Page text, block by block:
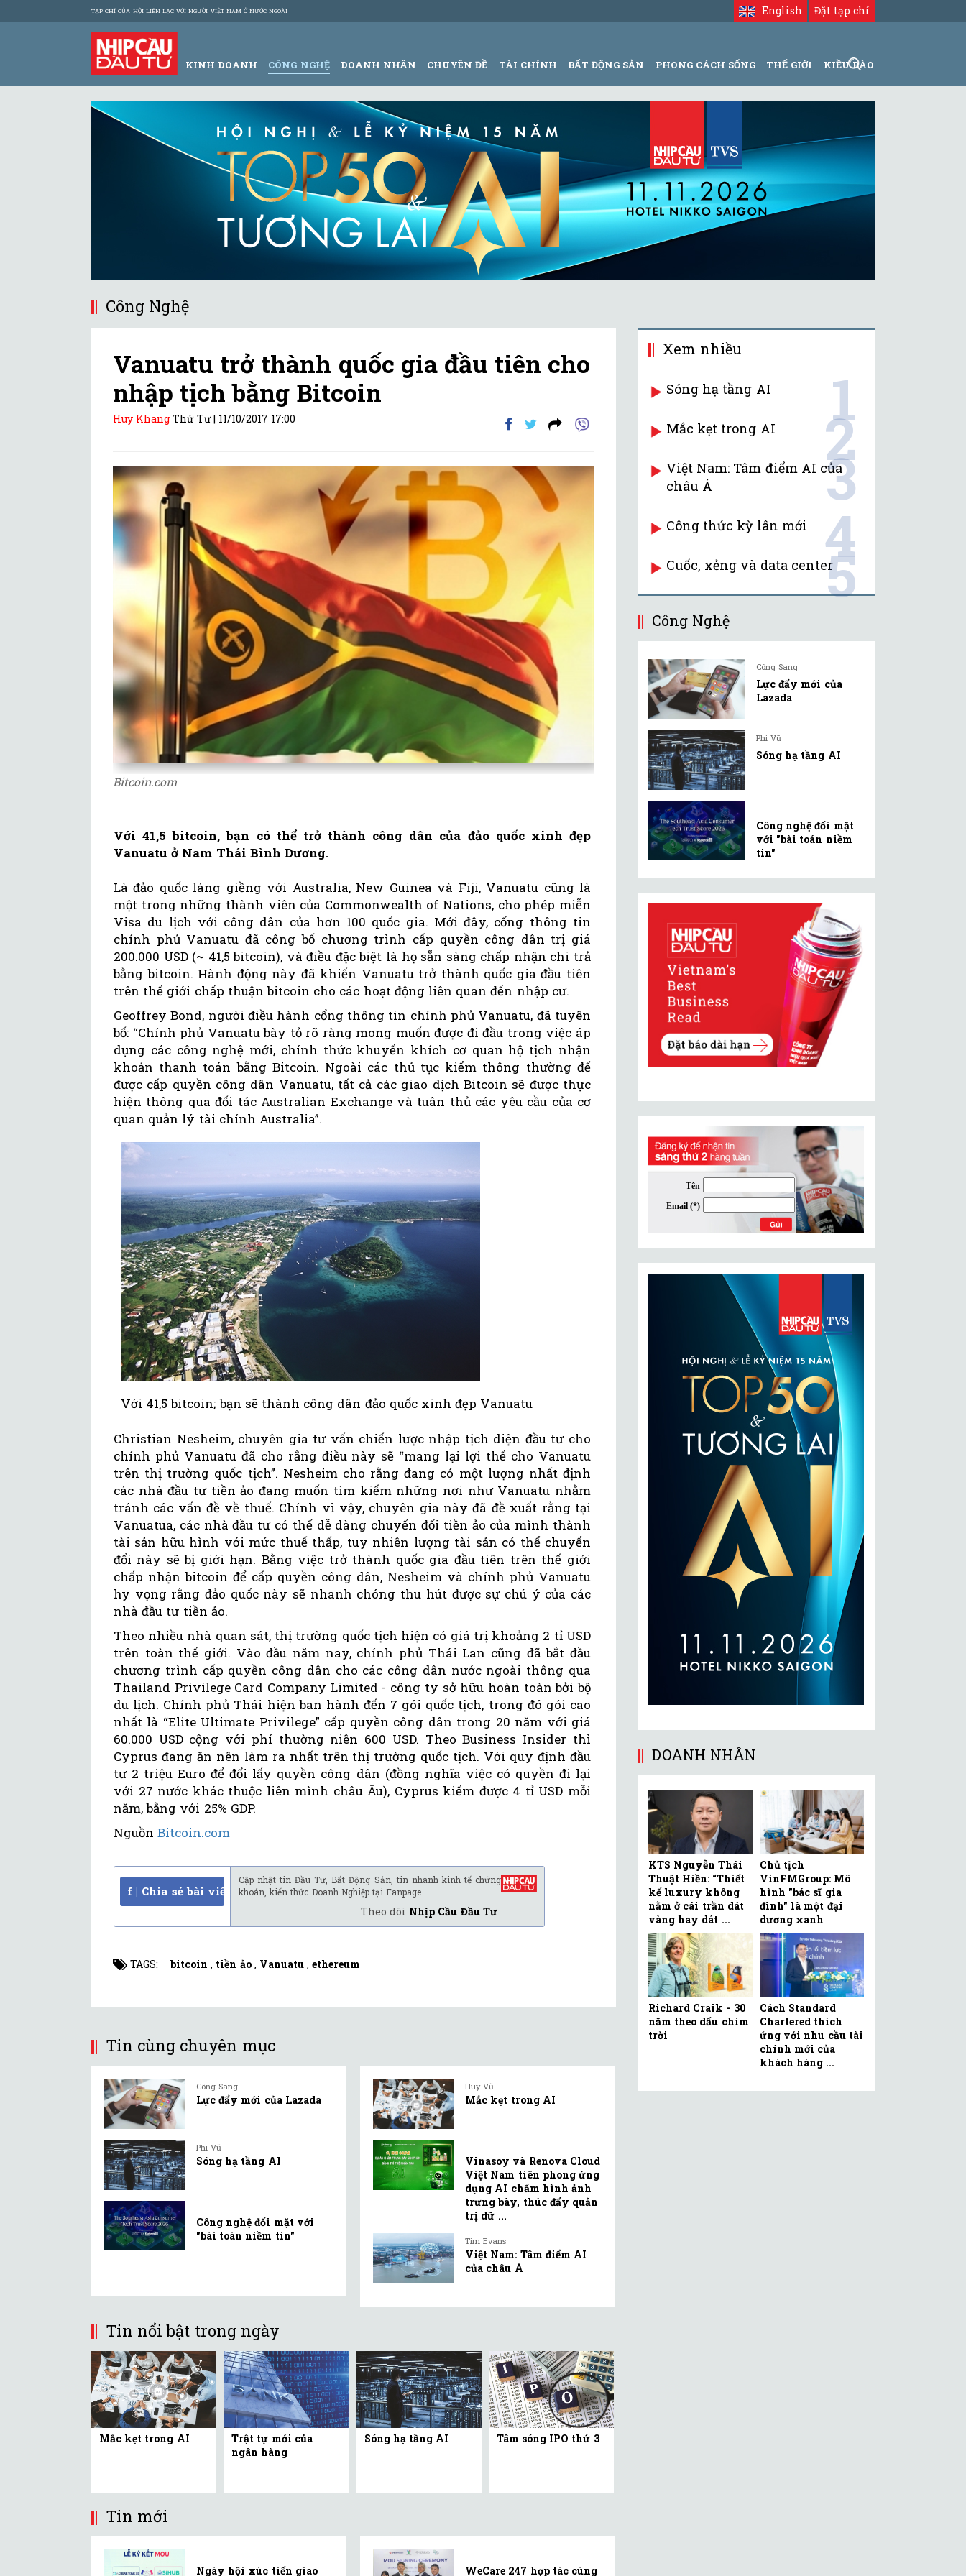
TẠP CHÍ CỦA HỘI LIÊN LẠC VỚI NGƯỜI VIỆT NAM Ở NƯỚC NGOÀI Đặt tạp chí
English
KINH DOANH CÔNG NGHỆ DOANH NHÂN CHUYÊN ĐỀ TÀI CHÍNH BẤT ĐỘNG SẢN PHONG CÁCH SỐNG THẾ GIỚI KIỀU BÀO
Công Nghệ
Vanuatu trở thành quốc gia đầu tiên cho
nhập tịch bằng Bitcoin
Huy Khang Thứ Tư | 11/10/2017 17:00
Bitcoin.com
Với 41,5 bitcoin, bạn có thể trở thành công dân của đảo quốc xinh đẹp
Vanuatu ở Nam Thái Bình Dương.
Là đảo quốc láng giềng với Australia, New Guinea và Fiji, Vanuatu cũng là
một trong những thành viên của Commonwealth of Nations, cho phép miễn
Visa du lịch với công dân của hơn 100 quốc gia. Mới đây, cổng thông tin
chính phủ Vanuatu đã công bố chương trình cấp quyền công dân trị giá
200.000 USD (~ 41,5 bitcoin), và điều đặc biệt là họ sẵn sàng chấp nhận chi trả
bằng bitcoin. Hành động này đã khiến Vanuatu trở thành quốc gia đầu tiên
trên thế giới chấp thuận bitcoin cho các hoạt động liên quan đến nhập cư.
Geoffrey Bond, người điều hành cổng thông tin chính phủ Vanuatu, đã tuyên
bố: “Chính phủ Vanuatu bày tỏ rõ ràng mong muốn được đi đầu trong việc áp
dụng các công nghệ mới, chính thức khuyến khích cơ quan hộ tịch nhận
khoản thanh toán bằng Bitcoin. Ngoài các thủ tục kiểm thông thường để
được cấp quyền công dân Vanuatu, tất cả các giao dịch Bitcoin sẽ được thực
hiện thông qua đối tác Australian Exchange và tuân thủ các yêu cầu của cơ
quan quản lý tài chính Australia”.
Với 41,5 bitcoin; bạn sẽ thành công dân đảo quốc xinh đẹp Vanuatu
Christian Nesheim, chuyên gia tư vấn chiến lược nhập tịch diện đầu tư cho
chính phủ Vanuatu đã cho rằng điều này sẽ “mang lại lợi thế cho Vanuatu
trên thị trường quốc tịch”. Nesheim cho rằng đang có một lượng nhất định
các nhà đầu tư tiền ảo đang muốn tìm kiếm những nơi như Vanuatu nhằm
tránh các vấn đề về thuế. Chính vì vậy, chuyên gia này đã đề xuất rằng tại
Vanuatua, các nhà đầu tư có thể dễ dàng chuyển đổi tiền ảo của mình thành
tài sản hữu hình với mức thuế thấp, tuy nhiên lượng tài sản có thể chuyển
đổi này sẽ bị giới hạn. Bằng việc trở thành quốc gia đầu tiên trên thế giới
chấp nhận bitcoin để cấp quyền công dân, Nesheim và chính phủ Vanuatu
hy vọng rằng đảo quốc này sẽ nhanh chóng thu hút được sự chú ý của các
nhà đầu tư tiền ảo.
Theo nhiều nhà quan sát, thị trường quốc tịch hiện có giá trị khoảng 2 tỉ USD
trên toàn thế giới. Vào đầu năm nay, chính phủ Thái Lan cũng đã bắt đầu
chương trình cấp quyền công dân cho các công dân nước ngoài thông qua
Thailand Privilege Card Company Limited - công ty sở hữu hoàn toàn bởi bộ
du lịch. Chính phủ Thái hiện ban hành đến 7 gói quốc tịch, trong đó gói cao
nhất là “Elite Ultimate Privilege” cấp quyền công dân trong 20 năm với giá
60.000 USD cộng với phí thường niên 600 USD. Theo Business Insider thì
Cyprus đang ăn nên làm ra nhất trên thị trường quốc tịch. Với quy định đầu
tư 2 triệu Euro để đổi lấy quyền công dân (đồng nghĩa việc có quyền đi lại
với 27 nước khác thuộc liên mình châu Âu), Cyprus kiếm được 4 tỉ USD mỗi
năm, bằng với 25% GDP.
NguồnBitcoin.com
f | Chia sẻ bài viết
Cập nhật tin Đầu Tư, Bất Động Sản, tin nhanh kinh tế chứng
khoán, kiến thức Doanh Nghiệp tại Fanpage.
Theo dõi Nhịp Cầu Đầu Tư
TAGS: bitcoin , tiền ảo, Vanuatu ,ethereum
Tin cùng chuyên mục
Công Sang
Lực đẩy mới của Lazada
Phi Vũ
Sóng hạ tầng AI
Công nghệ đối mặt với
"bài toán niềm tin"
Huy Vũ
Mắc kẹt trong AI
Vinasoy và Renova Cloud
Việt Nam tiên phong ứng
dụng AI chấm hình ảnh
trưng bày, thúc đẩy quản
trị dữ ...
Tim Evans
Việt Nam: Tâm điểm AI
của châu Á
Tin nổi bật trong ngày
Mắc kẹt trong AI
Trật tự mới của
ngân hàng
Sóng hạ tầng AI Tâm sóng IPO thứ 3
Tin mới
Ngày hội xúc tiến giao WeCare 247 hợp tác cùng
Xem nhiều
Sóng hạ tầng AI 1
Mắc kẹt trong AI 2
Việt Nam: Tâm điểm AI của
châu Á
3
Công thức kỳ lân mới 4
Cuốc, xẻng và data center5
Công Nghệ
Công Sang
Lực đẩy mới của
Lazada
Phi Vũ
Sóng hạ tầng AI
Công nghệ đối mặt
với "bài toán niềm
tin"
DOANH NHÂN
KTS Nguyễn Thái
Thuật Hiền: “Thiết
kế luxury không
nằm ở cái trần dát
vàng hay dát ...
Chủ tịch
VinFMGroup: Mô
hình "bác sĩ gia
đình" là một đại
dương xanh
Richard Craik - 30
năm theo dấu chim
trời
Cách Standard
Chartered thích
ứng với nhu cầu tài
chính mới của
khách hàng ...